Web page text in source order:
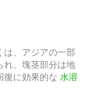
は、アジアの一部
れ、塊茎部分は地
復に効果的な 水溶